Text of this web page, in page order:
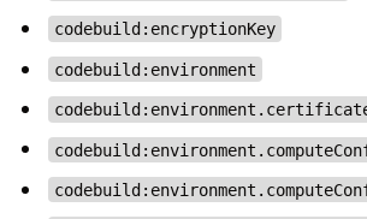
codebuild:encryptionKey
codebuild:environment